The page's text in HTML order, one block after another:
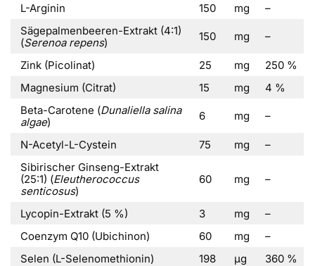
L-Arginin 150 mg
–
Sägepalmenbeeren-Extrakt (4:1)
(Serenoa repens) 150 mg –
Zink (Picolinat) 25 mg
250 %
Magnesium (Citrat)
15 mg
4 %
Beta-Carotene (Dunaliella salina
algae) 6 mg –
N-Acetyl-L-Cystein 75 mg
–
Sibirischer Ginseng-Extrakt
(25:1) (Eleutherococcus
senticosus)
60 mg –
Lycopin-Extrakt (5 %) 3 mg
–
Coenzym Q10 (Ubichinon)
60 mg
–
Selen (L-Selenomethionin)
198 μg
360 %